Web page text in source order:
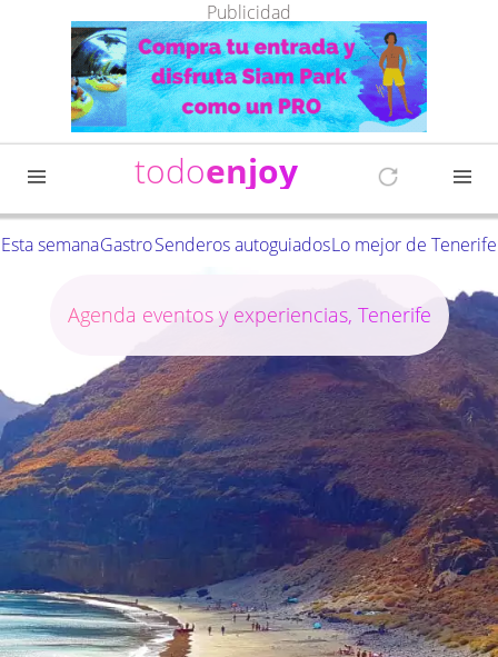
Publicidad
todoenjoy
Esta semanaGastroSenderos autoguiadosLo mejor de Tenerife
Agenda eventos y experiencias, Tenerife